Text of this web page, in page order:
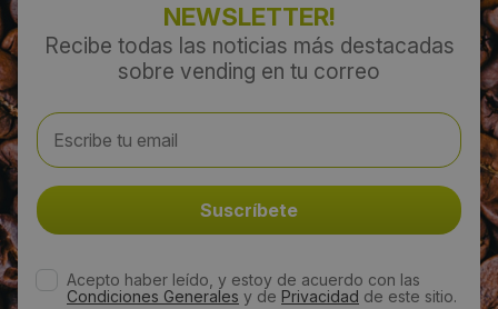
info@leyvamatic.com
Web:
http://www.leyvavendingmadrid.es/
NEWSLETTER!
Recibe todas las noticias más destacadas
sobre vending en tu correo
Acepto haber leído, y estoy de acuerdo con las
Condiciones Generales y de Privacidad de este sitio.